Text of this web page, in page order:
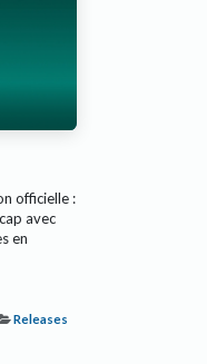
officielle :
avec
en
Releases